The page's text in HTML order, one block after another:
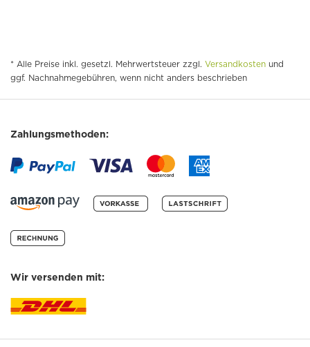
* Alle Preise inkl. gesetzl. Mehrwertsteuer zzgl. Versandkosten und
ggf. Nachnahmegebühren, wenn nicht anders beschrieben
Zahlungsmethoden:
Wir versenden mit: